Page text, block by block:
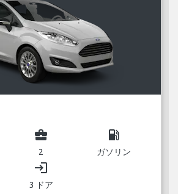
business_center
2
local_gas_station
ガソリン
login
3 ドア